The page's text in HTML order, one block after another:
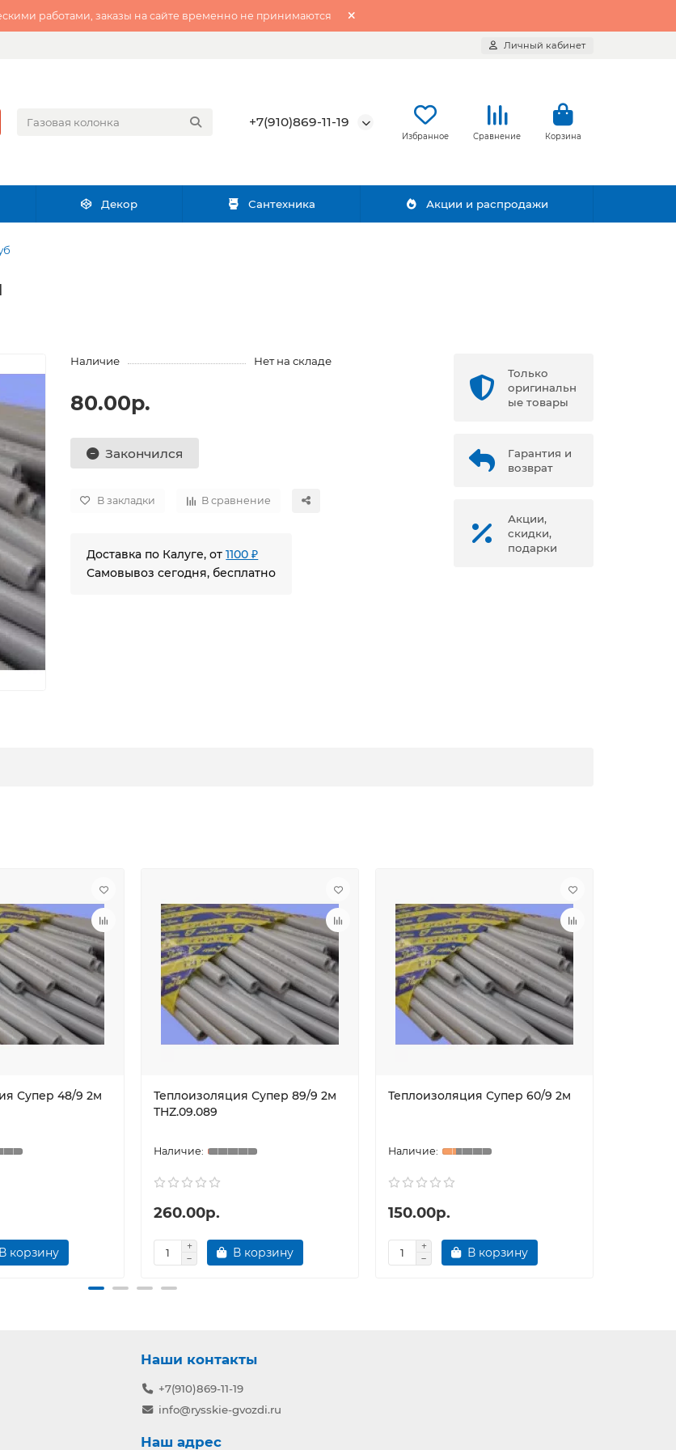
работами, заказы на сайте временно не принимаются
Личный кабинет
+7(910)869-11-19
Избранное Сравнение Корзина
Декор Сантехника Акции и распродажи
Наличие Нет на складе
80.00р.
Закончился
В закладки В сравнение
Доставка по Калуге, от1100 ₽
Самовывоз сегодня, бесплатно
Только
оригинальн
ые товары
Гарантия и
возврат
Акции,
скидки,
подарки
Супер 48/9 2м
В корзину
Теплоизоляция Супер 89/9 2м
THZ.09.089
260.00р.
В корзину
Теплоизоляция Супер 60/9 2м
150.00р.
В корзину
Наши контакты
+7(910)869-11-19
info@rysskie-gvozdi.ru
Наш адрес